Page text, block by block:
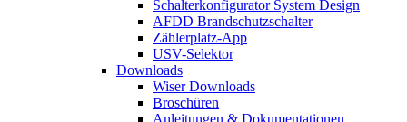
Schalterkonfigurator System Design
AFDD Brandschutzschalter
Zählerplatz-App
USV-Selektor
Downloads
Wiser Downloads
Broschüren
Anleitungen & Dokumentationen